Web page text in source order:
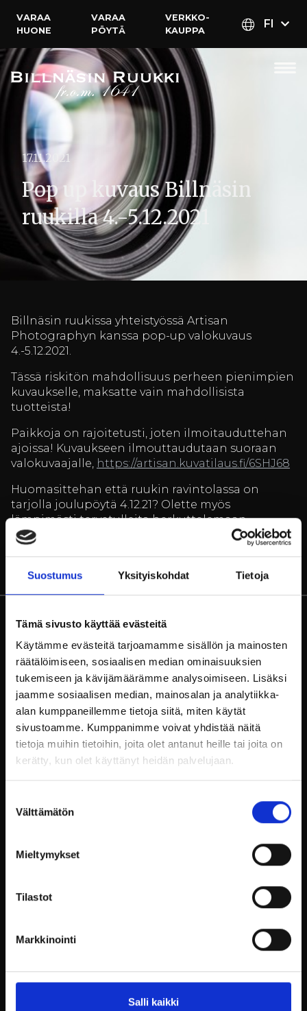
Suostumus Yksityiskohdat Tietoja
Tämä sivusto käyttää evästeitä
Käytämme evästeitä tarjoamamme sisällön ja mainosten
räätälöimiseen, sosiaalisen median ominaisuuksien
tukemiseen ja kävijämäärämme analysoimiseen. Lisäksi
jaamme sosiaalisen median, mainosalan ja analytiikka-
alan kumppaneillemme tietoja siitä, miten käytät
sivustoamme. Kumppanimme voivat yhdistää näitä
tietoja muihin tietoihin, joita olet antanut heille tai joita on
kerätty, kun olet käyttänyt heidän palvelujaan.
valinta
Välttämätön
Mieltymykset
Tilastot
Markkinointi
Salli kaikki
VARAA
HUONE
VARAA
PÖYTÄ
VERKKO­
KAUPPA
FI
17.11.2021
Pop up kuvaus Billnäsin
ruukilla 4.-5.12.2021
Billnäsin ruukissa yhteistyössä Artisan
Photographyn kanssa pop-up valokuvaus
4.-5.12.2021.
Tässä riskitön mahdollisuus perheen pienimpien
kuvaukselle, maksatte vain mahdollisista
tuotteista!
Paikkoja on rajoitetusti, joten ilmoitauduttehan
ajoissa! Kuvaukseen ilmouttaudutaan suoraan
valokuvaajalle, https://artisan.kuvatilaus.fi/6SHJ68
Huomasittehan että ruukin ravintolassa on
tarjolla joulupöytä 4.12.21? Olette myös
lämpimästi tervetulleita herkuttelemaan
alakertaan!
Pöytävaraukset:restaurant@billnas.fitai +358 9
31549070
Pop-up fotografering i Billnäs
bruk 4.-5.12.2021
Billnäs bruk i samarbete med Artisan
Photography ordnar en pop-up fotografering
4.-5.12.2021.
Ni och era små familjemedlemmar erbjuds en
riskfri möjlighet att bli fotograferade, ni betalar
Det finns endast ett begränsat antal platser, så
visst anmäler ni er i tid? Till fotograferingen
stående julbord den 4.12.21? Ni är också hjärtligt
välkomna och njuta av det i nedre våningen!
eller +358
9 31549070